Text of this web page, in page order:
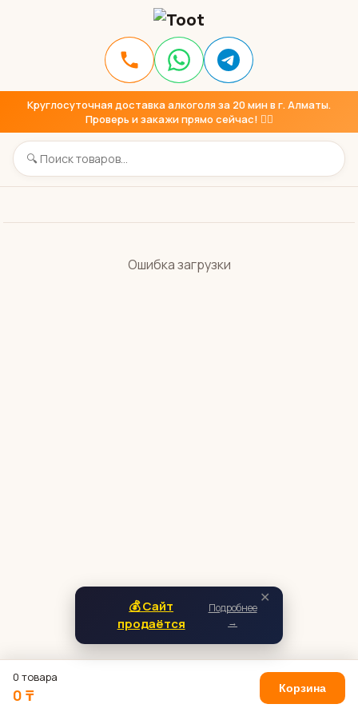
Круглосуточная доставка алкоголя за 20 мин в г. Алматы.
Проверь и закажи прямо сейчас! 👇🏼
Ошибка загрузки
✕
💰 Сайт
продаётся
Подробнее
→
0 товара
0 ₸ Корзина